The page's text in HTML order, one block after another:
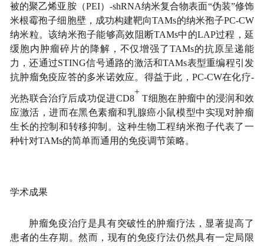
被的聚乙烯亚胺（PEI）-shRNA纳米复合物表面“伪装”修饰
米根霉孢子细胞壁，成功构建靶向TAMs的纳米孢子PC-CW
纳米粒。该纳米孢子能够高效阻断TAMs中的LAP过程，延
缓胞内肿瘤碎片的降解，不仅增强了TAMs的抗原呈递能
力，还通过STING信号通路的激活和TAMs表型重编程引发
抗肿瘤免疫应答的多米诺效应。得益于此，PC-CW在化疗-
光热联合治疗后成功促进CD8
+
T细胞在肿瘤中的浸润和效
应激活，进而在黑色素瘤和乳腺癌小鼠模型中实现对肿瘤
生长的控制和转移抑制。这种生物工程纳米孢子代表了一
种针对TAMs的简单而通用的免疫调节策略。
学术成果
肿瘤免疫治疗是具有突破性的肿瘤疗法，显著提高了
患者的生存期。然而，现有的免疫疗法仍然具有一定局限